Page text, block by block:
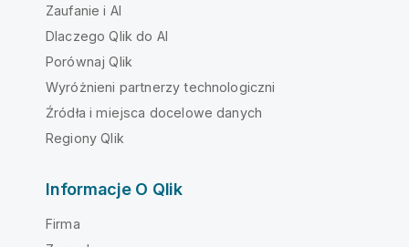
Zaufanie i AI
Dlaczego Qlik do AI
Porównaj Qlik
Wyróżnieni partnerzy technologiczni
Źródła i miejsca docelowe danych
Regiony Qlik
Informacje O Qlik
Firma